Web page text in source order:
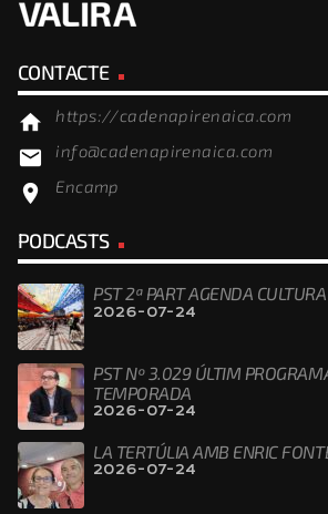
CONTACTE
home https://cadenapirenaica.com
email info@cadenapirenaica.com
location_on Encamp
PODCASTS
PST 2ª PART AGENDA
2026-07-24
PST Nº 3.029 ÚLTIM
TEMPORADA
2026-07-24
LA TERTÚLIA AMB ENRIC
2026-07-24